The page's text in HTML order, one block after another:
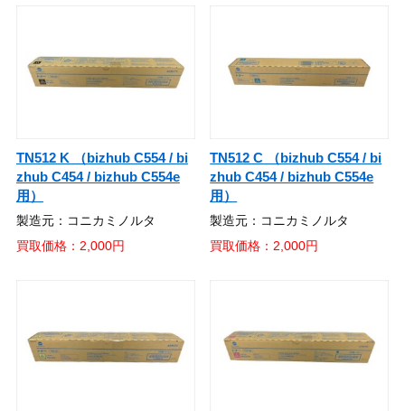
TN512 K （bizhub C554 / bi
zhub C454 / bizhub C554e
用）
製造元：コニカミノルタ
買取価格：2,000円
TN512 C （bizhub C554 / bi
zhub C454 / bizhub C554e
用）
製造元：コニカミノルタ
買取価格：2,000円